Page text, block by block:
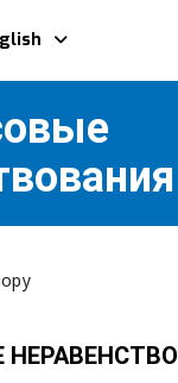
НЕРАВЕНСТВО